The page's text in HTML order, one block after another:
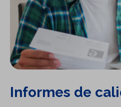
Informes de